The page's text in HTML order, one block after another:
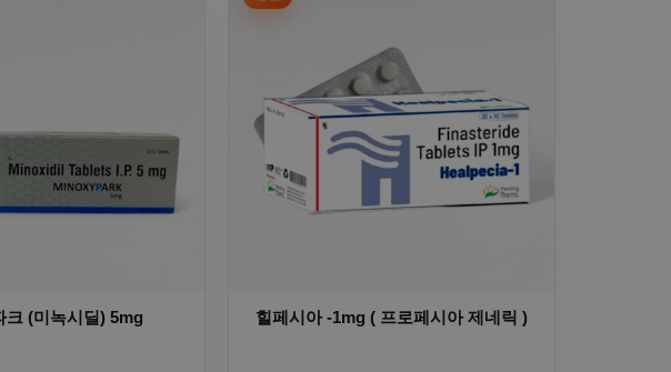
크 (미녹시딜) 5mg 힐페시아 -1mg ( 프로페시아 제네릭 )